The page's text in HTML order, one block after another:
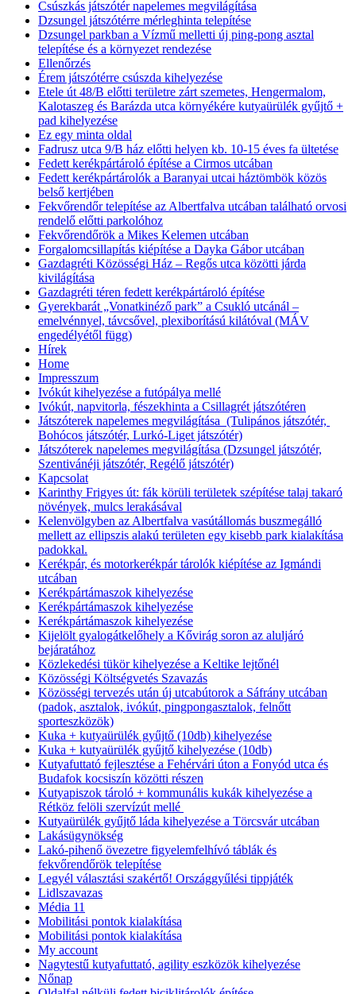
Csúszkás játszótér napelemes megvilágítása
Dzsungel játszótérre mérleghinta telepítése
Dzsungel parkban a Vízmű melletti új ping-pong asztal
telepítése és a környezet rendezése
Ellenőrzés
Érem játszótérre csúszda kihelyezése
Etele út 48/B előtti területre zárt szemetes, Hengermalom,
Kalotaszeg és Barázda utca környékére kutyaürülék gyűjtő +
pad kihelyezése
Ez egy minta oldal
Fadrusz utca 9/B ház előtti helyen kb. 10-15 éves fa ültetése
Fedett kerékpártároló építése a Cirmos utcában
Fedett kerékpártárolók a Baranyai utcai háztömbök közös
belső kertjében
Fekvőrendőr telepítése az Albertfalva utcában található orvosi
rendelő előtti parkolóhoz
Fekvőrendőrök a Mikes Kelemen utcában
Forgalomcsillapítás kiépítése a Dayka Gábor utcában
Gazdagréti Közösségi Ház – Regős utca közötti járda
kivilágítása
Gazdagréti téren fedett kerékpártároló építése
Gyerekbarát „Vonatkinéző park” a Csukló utcánál –
emelvénnyel, távcsővel, plexiborítású kilátóval (MÁV
engedélyétől függ)
Hírek
Home
Impresszum
Ivókút kihelyezése a futópálya mellé
Ivókút, napvitorla, fészekhinta a Csillagrét játszótéren
Játszóterek napelemes megvilágítása (Tulipános játszótér,
Bohócos játszótér, Lurkó-Liget játszótér)
Játszóterek napelemes megvilágítása (Dzsungel játszótér,
Szentivánéji játszótér, Regélő játszótér)
Kapcsolat
Karinthy Frigyes út: fák körüli területek szépítése talaj takaró
növények, mulcs lerakásával
Kelenvölgyben az Albertfalva vasútállomás buszmegálló
mellett az ellipszis alakú területen egy kisebb park kialakítása
padokkal.
Kerékpár, és motorkerékpár tárolók kiépítése az Igmándi
utcában
Kerékpártámaszok kihelyezése
Kerékpártámaszok kihelyezése
Kerékpártámaszok kihelyezése
Kijelölt gyalogátkelőhely a Kővirág soron az aluljáró
bejáratához
Közlekedési tükör kihelyezése a Keltike lejtőnél
Közösségi Költségvetés Szavazás
Közösségi tervezés után új utcabútorok a Sáfrány utcában
(padok, asztalok, ivókút, pingpongasztalok, felnőtt
sporteszközök)
Kuka + kutyaürülék gyűjtő (10db) kihelyezése
Kuka + kutyaürülék gyűjtő kihelyezése (10db)
Kutyafuttató fejlesztése a Fehérvári úton a Fonyód utca és
Budafok kocsiszín közötti részen
Kutyapiszok tároló + kommunális kukák kihelyezése a
Rétköz felöli szervízút mellé
Kutyaürülék gyűjtő láda kihelyezése a Törcsvár utcában
Lakásügynökség
Lakó-pihenő övezetre figyelemfelhívó táblák és
fekvőrendőrök telepítése
Legyél választási szakértő! Országgyűlési tippjáték
Lidlszavazas
Média 11
Mobilitási pontok kialakítása
Mobilitási pontok kialakítása
My account
Nagytestű kutyafuttató, agility eszközök kihelyezése
Nőnap